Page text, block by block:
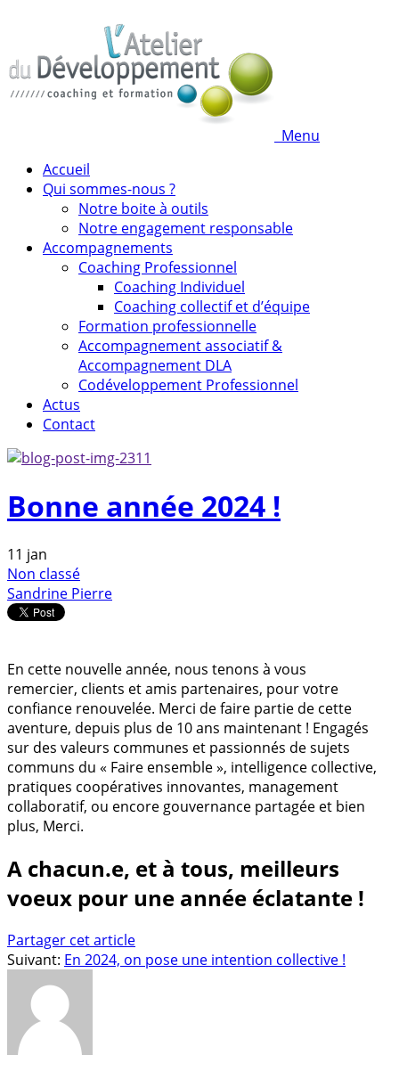
Menu
Accueil
Qui sommes-nous ?
Notre boite à outils
Notre engagement responsable
Accompagnements
Coaching Professionnel
Coaching Individuel
Coaching collectif et d’équipe
Formation professionnelle
Accompagnement associatif &
Accompagnement DLA
Codéveloppement Professionnel
Actus
Contact
Bonne année 2024 !
11 jan
Non classé
Sandrine Pierre
En cette nouvelle année, nous tenons à vous
remercier, clients et amis partenaires, pour votre
confiance renouvelée. Merci de faire partie de cette
aventure, depuis plus de 10 ans maintenant ! Engagés
sur des valeurs communes et passionnés de sujets
communs du « Faire ensemble », intelligence collective,
pratiques coopératives innovantes, management
collaboratif, ou encore gouvernance partagée et bien
plus, Merci.
A chacun.e, et à tous, meilleurs
voeux pour une année éclatante !
Partager cet article
Suivant: En 2024, on pose une intention collective !